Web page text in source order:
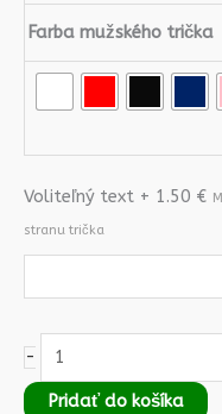
Farba mužského trička
Voliteľný text + 1.50 €
stranu trička
-
Pridať do košíka